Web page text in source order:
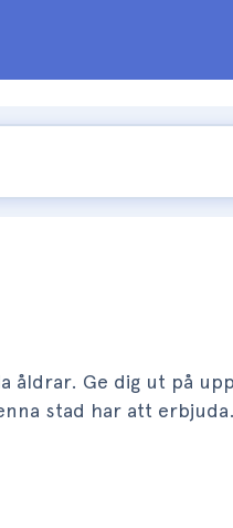
åldrar. Ge dig ut på
stad har att erbjuda.